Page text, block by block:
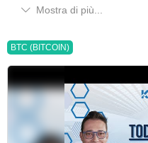
Mostra di più...
BTC (BITCOIN)